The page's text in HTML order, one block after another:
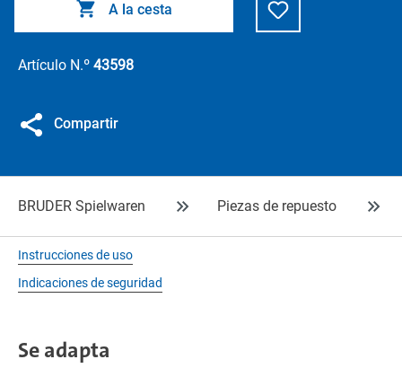
A la cesta
Artículo N.º 43598
Compartir
BRUDER Spielwaren Piezas de repuesto
Instrucciones de uso
Indicaciones de seguridad
Se adapta